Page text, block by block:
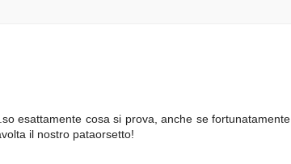
esattamente cosa si prova, anche se fortunatamente
il nostro pataorsetto!